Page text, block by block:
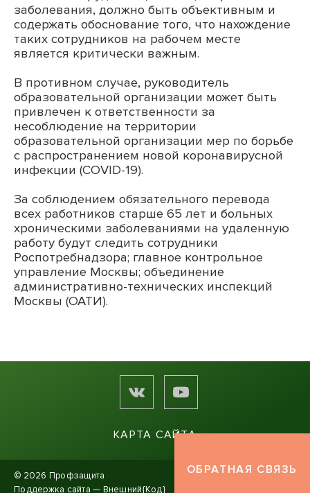
заболевания, должно быть объективным и
содержать обоснование того, что нахождение
таких сотрудников на рабочем месте
является критически важным.
В противном случае, руководитель
образовательной организации может быть
привлечен к ответственности за
несоблюдение на территории
образовательной организации мер по борьбе
с распространением новой коронавирусной
инфекции (COVID-19).
За соблюдением обязательного перевода
всех работников старше 65 лет и больных
хроническими заболеваниями на удаленную
работу будут следить сотрудники
Роспотребнадзора; главное контрольное
управление Москвы; объединение
административно-технических инспекций
Москвы (ОАТИ).
ОБРАТНАЯ СВЯЗЬ
КАРТА САЙТА
© 2026 Профзащита
Поддержка сайта — Внешний{Код}